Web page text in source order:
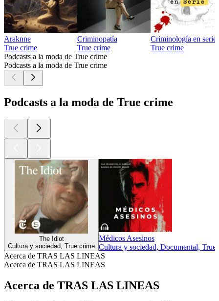
Araknne
True crime
Criminopatía
True crime
Criminología en serie
True crime
Podcasts a la moda de True crime
Podcasts a la moda de True crime
Podcasts a la moda de True crime
The Idiot
Cultura y sociedad, True crime
Médicos Asesinos
Cultura y sociedad, Documental, True
Acerca de TRAS LAS LINEAS
Acerca de TRAS LAS LINEAS
Acerca de TRAS LAS LINEAS